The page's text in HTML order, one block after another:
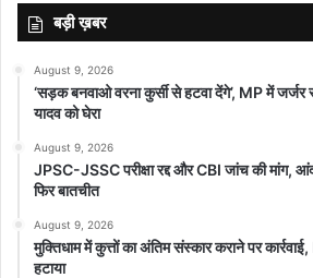
बड़ी ख़बर
August 9, 2026
‘सड़क बनवाओ वरना कुर्सी से हटवा देंगे’, MP में
यादव को घेरा
August 9, 2026
JPSC-JSSC परीक्षा रद्द और CBI जांच की मांग,
फिर बातचीत
August 9, 2026
मुक्तिधाम में कुत्तों का अंतिम संस्कार कराने पर
हटाया